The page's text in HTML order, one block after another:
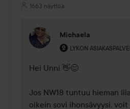
1663 näyttöä
Michaela
LYKON
Käyttäjän rooli:
Hei Unni 👋😊
Jos NW18 tuntuu hieman
oikein sovi ihonsävyysi, voit